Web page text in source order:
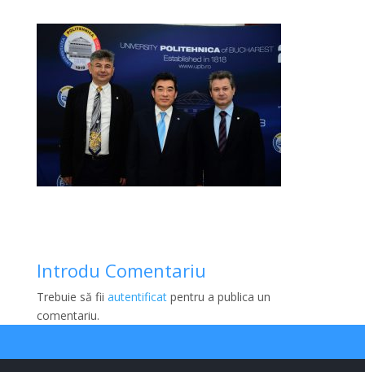
Introdu Comentariu
Trebuie să fii autentificatpentru a publica un
comentariu.